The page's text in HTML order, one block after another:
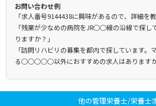
お問い合わせ例
「求人番号9144438に興味があるので、詳細を
「残業が少なめの病院をJR○○線の沿線で探し
りますか？」
「訪問リハビリの募集を都内で探しています。
る○○○○○以外におすすめの求人はありますか
他の管理栄養士/栄養士